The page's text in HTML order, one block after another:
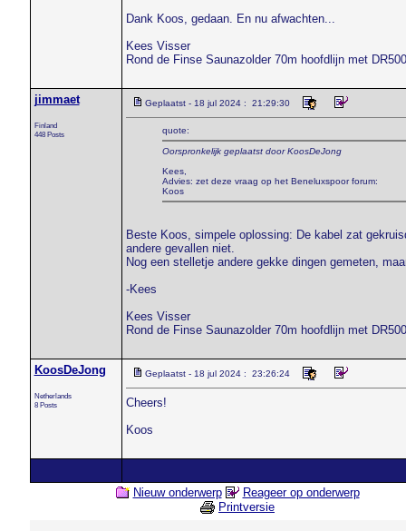
Dank Koos, gedaan. En nu afwachten...
Kees Visser
Rond de Finse Saunazolder 70m hoofdlijn met
jimmaet
Finland
448 Posts
Geplaatst - 18 jul 2024 : 21:29:30
quote:
Oorspronkelijk geplaatst door KoosDeJong
Kees,
Advies: zet deze vraag op het Beneluxspoor forum:
Koos
Beste Koos, simpele oplossing: De kabel zat
andere gevallen niet.
Nog een stelletje andere gekke dingen gemeten,
-Kees
Kees Visser
Rond de Finse Saunazolder 70m hoofdlijn met
KoosDeJong
Netherlands
8 Posts
Geplaatst - 18 jul 2024 : 23:26:24
Cheers!
Koos
Nieuw onderwerp
Reageer op onderwerp
Printversie